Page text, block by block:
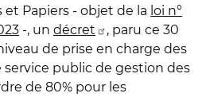
Papiers - objet de la loi n°
-, un décret
, paru ce 30
de prise en charge des
public de gestion des
de 80% pour les